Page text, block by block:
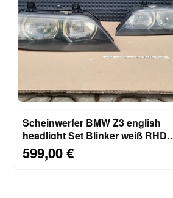
Scheinwerfer BMW Z3 english
headlight Set Blinker weiß RHD
8381086 LINKS RECHTS
599,00 €